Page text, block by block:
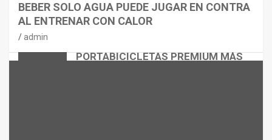
PORTABICICLETAS PREMIUM MÁS
BEBER SOLO AGUA PUEDE JUGAR EN CONTRA
AL ENTRENAR CON CALOR
admin